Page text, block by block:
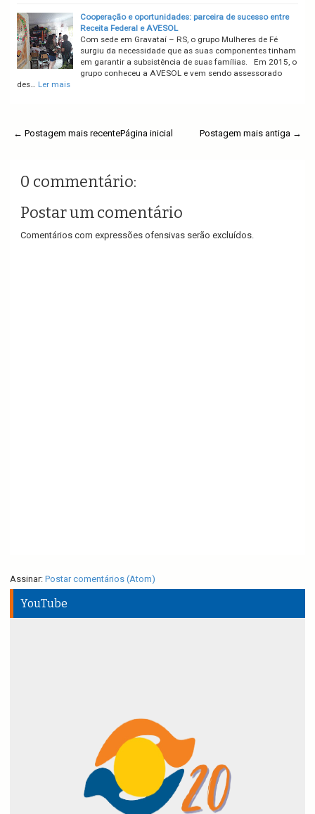
Cooperação e oportunidades: parceira de sucesso entre
Receita Federal e AVESOL
Com sede em Gravataí – RS, o grupo Mulheres de Fé
surgiu da necessidade que as suas componentes tinham
em garantir a subsistência de suas famílias. Em 2015, o
grupo conheceu a AVESOL e vem sendo assessorado
des… Ler mais
← Postagem mais recente Postagem mais antiga →
Página inicial
0 commentário:
Postar um comentário
Comentários com expressões ofensivas serão excluídos.
Assinar: Postar comentários (Atom)
YouTube